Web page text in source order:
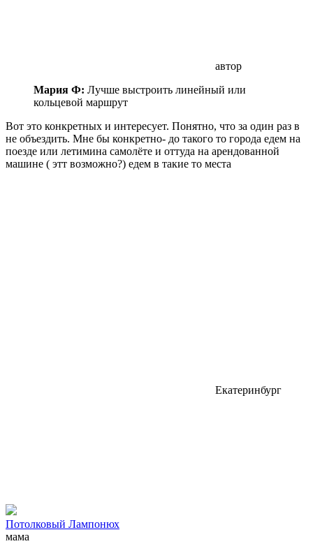
автор
Мария Ф: Лучше выстроить линейный или
кольцевой маршрут
Вот это конкретных и интересует. Понятно, что за один раз в
не объездить. Мне бы конкретно- до такого то города едем на
поезде или летимина самолёте и оттуда на арендованной
машине ( этт возможно?) едем в такие то места
Екатеринбург
Потолковый Лампонюх
мама